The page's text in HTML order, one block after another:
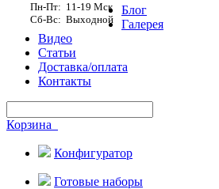
Пн-Пт: 11-19 Мск
Сб-Вс: Выходной
Блог
Галерея
Видео
Статьи
Доставка/оплата
Контакты
Корзина
Конфигуратор
Готовые наборы